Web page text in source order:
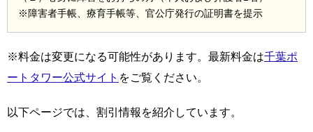
※障害者手帳、療育手帳等、官公庁発行の証明書を提示
※料金は変更になる可能性があります。最新料金は千葉ポ
ートタワー公式サイト をご覧ください。
以下ページでは、割引情報を紹介しています。